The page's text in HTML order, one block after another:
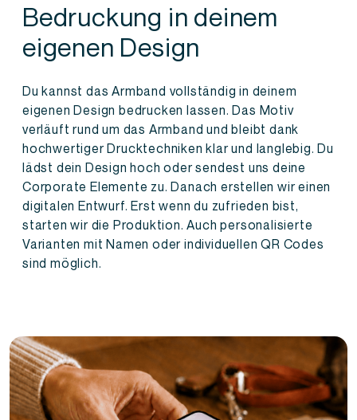
Bedruckung in deinem
eigenen Design
Du kannst das Armband vollständig in deinem
eigenen Design bedrucken lassen. Das Motiv
verläuft rund um das Armband und bleibt dank
hochwertiger Drucktechniken klar und langlebig. Du
lädst dein Design hoch oder sendest uns deine
Corporate Elemente zu. Danach erstellen wir einen
digitalen Entwurf. Erst wenn du zufrieden bist,
starten wir die Produktion. Auch personalisierte
Varianten mit Namen oder individuellen QR Codes
sind möglich.